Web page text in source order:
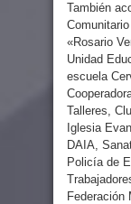
También
«Rosario
Unidad
escuela
Talleres,
Iglesia
DAIA,
Policía de